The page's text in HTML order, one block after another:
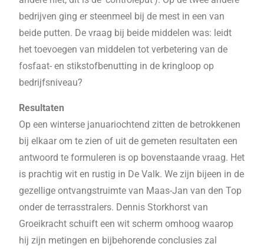
bedrijven ging er steenmeel bij de mest in een van
beide putten. De vraag bij beide middelen was: leidt
het toevoegen van middelen tot verbetering van de
fosfaat- en stikstofbenutting in de kringloop op
bedrijfsniveau?
Resultaten
Op een winterse januariochtend zitten de betrokkenen
bij elkaar om te zien of uit de gemeten resultaten een
antwoord te formuleren is op bovenstaande vraag. Het
is prachtig wit en rustig in De Valk. We zijn bijeen in de
gezellige ontvangstruimte van Maas-Jan van den Top
onder de terrasstralers. Dennis Storkhorst van
Groeikracht schuift een wit scherm omhoog waarop
hij zijn metingen en bijbehorende conclusies zal